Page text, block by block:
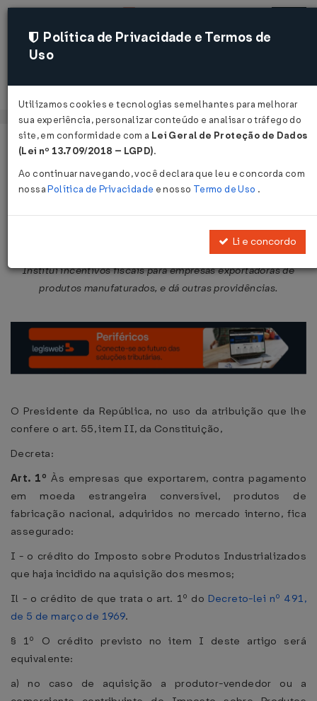
Acessar
Página Inicial Legislações
Decreto-Lei nº 1.894 de 16/12/1981
Publicado no DOU em 17 dez 1981
Institui incentivos fiscais para empresas exportadoras de
produtos manufaturados, e dá outras providências.
O Presidente da República, no uso da atribuição que lhe
confere o art. 55, item II, da Constituição,
Decreta:
Art. 1ºÀs empresas que exportarem, contra pagamento
em moeda estrangeira conversível, produtos de
fabricação nacional, adquiridos no mercado interno, fica
assegurado:
I - o crédito do Imposto sobre Produtos Industrializados
que haja incidido na aquisição dos mesmos;
Il - o crédito de que trata o art. 1º do Decreto-lei nº 491,
de 5 de março de 1969.
§ 1º O crédito previsto no item I deste artigo será
equivalente:
a) no caso de aquisição a produtor-vendedor ou a
Política de Privacidade e Termos de
Uso
Utilizamos cookies e tecnologias semelhantes para melhorar
sua experiência, personalizar conteúdo e analisar o tráfego do
site, em conformidade com a Lei Geral de Proteção de Dados
(Lei nº 13.709/2018 – LGPD).
Ao continuar navegando, você declara que leu e concorda com
nossaPolítica de Privacidade e nosso Termo de Uso .
Li e concordo